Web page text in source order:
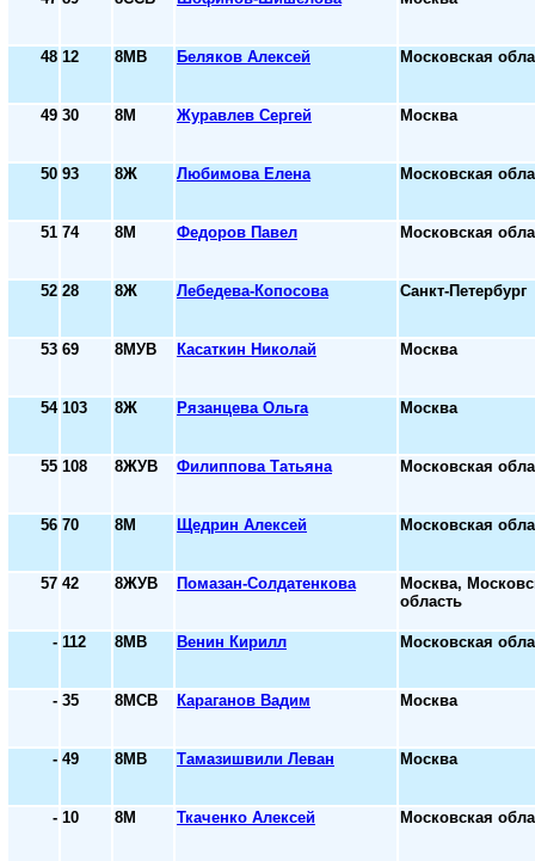
48 12 8МВ Беляков Алексей Московская
49 30 8М Журавлев Сергей Москва
50 93 8Ж Любимова Елена Московская
51 74 8М Федоров Павел Московская
52 28 8Ж Лебедева-Копосова Санкт-Петербург
53 69 8МУВ Касаткин Николай Москва
54 103 8Ж Рязанцева Ольга Москва
55 108 8ЖУВ Филиппова Татьяна Московская
56 70 8М Щедрин Алексей Московская
57 42 8ЖУВ Помазан-Солдатенкова
Москва,
область
- 112 8МВ Венин Кирилл Московская
- 35 8МСВ Караганов Вадим Москва
- 49 8МВ Тамазишвили Леван Москва
- 10 8М Ткаченко Алексей Московская